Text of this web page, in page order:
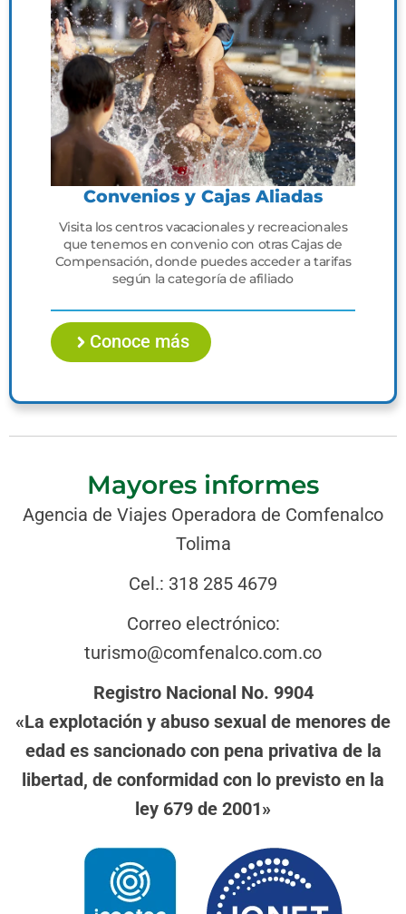
Convenios y Cajas Aliadas
Visita los centros vacacionales y recreacionales
que tenemos en convenio con otras Cajas de
Compensación, donde puedes acceder a tarifas
según la categoría de afiliado
Conoce más
Mayores informes
Agencia de Viajes Operadora de Comfenalco
Tolima
Cel.: 318 285 4679
Correo electrónico:
turismo@comfenalco.com.co
Registro Nacional No. 9904
«La explotación y abuso sexual de menores de
edad es sancionado con pena privativa de la
libertad, de conformidad con lo previsto en la
ley 679 de 2001»